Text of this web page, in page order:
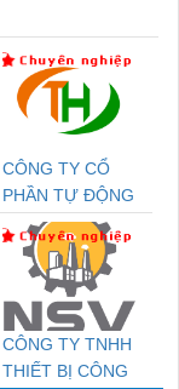
CÔNG TY CỔ
PHẦN TỰ ĐỘNG
TIẾN HƯNG
CÔNG TY TNHH
THIẾT BỊ CÔNG